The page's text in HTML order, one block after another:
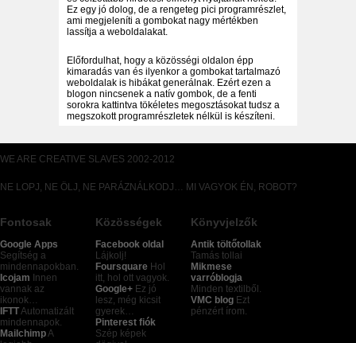
Ez egy jó dolog, de a rengeteg pici programrészlet,
ami megjeleníti a gombokat nagy mértékben
lassítja a weboldalakat.
Előfordulhat, hogy a közösségi oldalon épp
kimaradás van és ilyenkor a gombokat tartalmazó
weboldalak is hibákat generálnak. Ezért ezen a
blogon nincsenek a natív gombok, de a fenti
sorokra kattintva tökéletes megosztásokat tudsz a
megszokott programrészletek nélkül is készíteni.
WE ARE CREATIVE SLAVES 2002-2012
NE LOPJ, NE ÖLJ, NE PARÁZNÁLKODJ… MI VAGYOK ÉN, ROBOT?
Fontosak
Google Apps
Segítség a
mindennapokban.
Icojam Innen
vannak az
ikonok…
IFTTAutomatizált
mindennapok.
MailchimpA
Közösségek
Facebook oldal
Lájkolj!
Foursquare Hol
itt, hol ott vagyok.
Google+ Ez jó
lesz, még kicsit
gyerek…
Pinterest fiók
Szép képek
Könyvjelzők
Antik töltőtollak
Tamás tollai
Mikmese
varróblogja
Minden textilből.
VMC blog Ezt
pénzért írom.